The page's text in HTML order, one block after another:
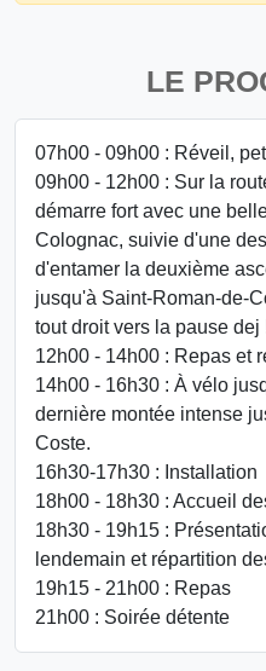
LE
07h00 - 09h00 : Réveil,
09h00 - 12h00 : Sur la
démarre fort avec une
Colognac, suivie d'une
d'entamer la deuxième
jusqu'à Saint-Roman-de-
tout droit vers la pause dej
12h00 - 14h00 : Repas et
14h00 - 16h30 : À vélo
dernière montée intense
Coste.
16h30-17h30 : Installation
18h00 - 18h30 : Accueil
18h30 - 19h15 :
lendemain et répartition
19h15 - 21h00 : Repas
21h00 : Soirée détente